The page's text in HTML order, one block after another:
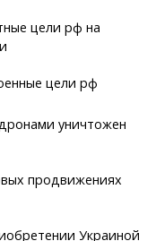
цели рф на
цели рф
уничтожен
продвижениях
Украиной